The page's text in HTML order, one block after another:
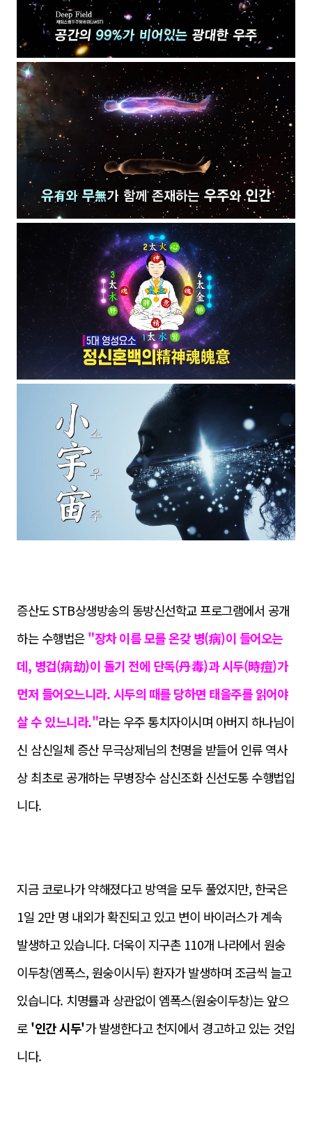
증산도 STB상생방송의 동방신선학교 프로그램에서 공개
하는 수행법은"장차 이름 모를 온갖 병(病)이 들어오는
데, 병겁(病劫)이 돌기 전에 단독(丹毒)과 시두(時痘)가
먼저 들어오느니라. 시두의 때를 당하면 태을주를 읽어야
살 수 있느니라."라는 우주 통치자이시며 아버지 하나님이
신 삼신일체 증산 무극상제님의 천명을 받들어 인류 역사
상 최초로 공개하는 무병장수 삼신조화 신선도통 수행법입
니다.
지금 코로나가 약해졌다고 방역을 모두 풀었지만, 한국은
1일 2만 명 내외가 확진되고 있고 변이 바이러스가 계속
발생하고 있습니다. 더욱이 지구촌 110개 나라에서 원숭
이두창(엠폭스, 원숭이시두) 환자가 발생하며 조금씩 늘고
있습니다. 치명률과 상관없이 엠폭스(원숭이두창)는앞으
로'인간 시두'가 발생한다고 천지에서 경고하고 있는 것입
니다.